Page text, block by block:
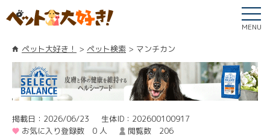
MENU
ペット大好き！ ペット検索 マンチカン
掲載日：2026/06/23
生体ID：202600100917
お気に入り登録数 0 人
閲覧数 206